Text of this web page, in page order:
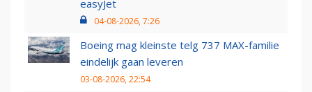
easyJet
04-08-2026, 7:26
Boeing mag kleinste telg 737 MAX-familie
eindelijk gaan leveren
03-08-2026, 22:54